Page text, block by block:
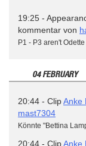
19:25 -
kommentar von
P1 - P3 aren't
04 FEBRUARY
20:44 - ClipAnke
mast7304
Könnte "Bettina
20:44 - ClipAnke